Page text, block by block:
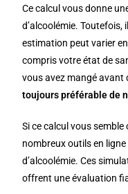
Ce calcul vous donne
d’alcoolémie.
estimation peut varier
compris votre état de
vous avez mangé avant
toujours préférable de
Si ce calcul vous semble
nombreux outils en
d’alcoolémie. Ces
offrent une évaluation